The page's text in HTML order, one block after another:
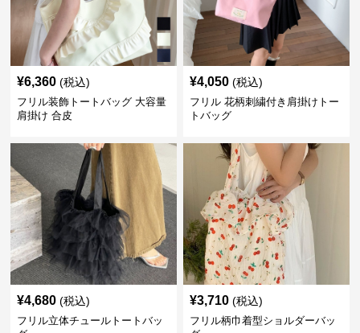
¥6,360 (税込)
フリル装飾トートバッグ 大容量
肩掛け 合皮
¥4,050 (税込)
フリル 花柄刺繍付き肩掛けトー
トバッグ
¥4,680 (税込)
フリル立体チュールトートバッ
¥3,710 (税込)
フリル柄巾着型ショルダーバッ